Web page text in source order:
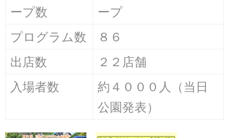
ープ数
ープ
プログラム数
８６
出店数
２２店舗
入場者数
約４０００人（当日
公園発表）